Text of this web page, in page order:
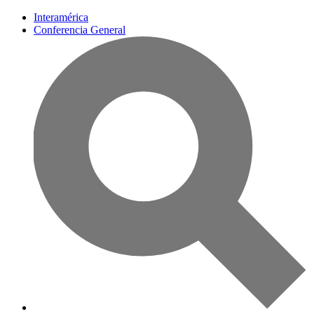
Interamérica
Conferencia General